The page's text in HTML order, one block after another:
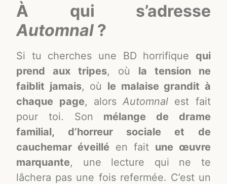
À qui s’adresse
Automnal ?
Si tu cherches une BD horrifique qui
prend aux tripes, où la tension ne
faiblit jamais, où le malaise grandit à
chaque page, alorsAutomnal est fait
pour toi. Son mélange de drame
familial, d’horreur sociale et de
cauchemar éveillé en fait une œuvre
marquante, une lecture qui ne te
lâchera pas une fois refermée. C’est un